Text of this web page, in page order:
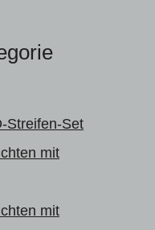
Streifen-Set
mit
mit